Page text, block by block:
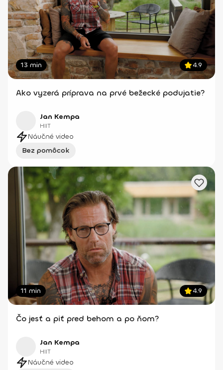
13 min 4.9
Ako vyzerá príprava na prvé bežecké podujatie?
Jan Kempa
HIIT
Náučné video
Bez pomôcok
11 min 4.9
Čo jesť a piť pred behom a po ňom?
Jan Kempa
HIIT
Náučné video